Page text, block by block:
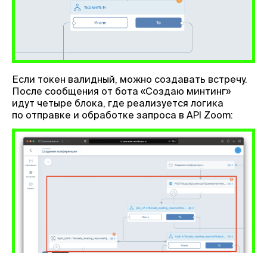
Если токен валидный, можно создавать встречу.
После сообщения от бота «Создаю минтинг»
идут четыре блока, где реализуется логика
по отправке и обработке запроса в API Zoom: